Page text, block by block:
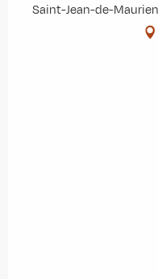
Saint-Jean-de-